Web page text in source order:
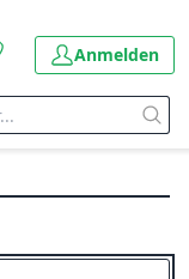
Anmelden